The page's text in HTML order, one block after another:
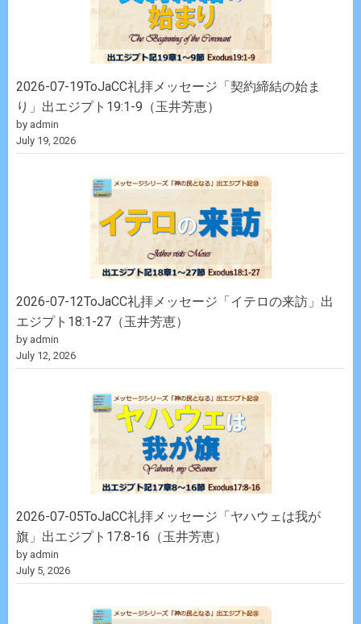
2026-07-19ToJaCC礼拝メッセージ「契約締結の始ま
り」出エジプト19:1-9（玉井芳恵）
by admin
July 19, 2026
2026-07-12ToJaCC礼拝メッセージ「イテロの来訪」出
エジプト18:1-27（玉井芳恵）
by admin
July 12, 2026
2026-07-05ToJaCC礼拝メッセージ「ヤハウェは我が
旗」出エジプト17:8-16（玉井芳恵）
by admin
July 5, 2026